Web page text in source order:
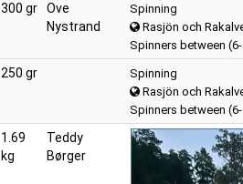
300 gr
Ove
Nystrand
Spinning
Rasjön och
Spinners between
250 gr
Spinning
Rasjön och
Spinners between
1.69
kg
Teddy
Børger